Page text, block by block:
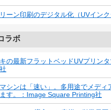
ーン印刷のデジタル化（UVインク
ラボ
の最新フラットベッドUVプリン
シンは「速い」。多用途でメデ
す。：Image Square Printing社